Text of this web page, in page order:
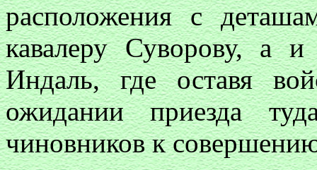
расположения с
кавалеру Суворову, а
Индаль, где оставя
ожидании приезда
чиновников к